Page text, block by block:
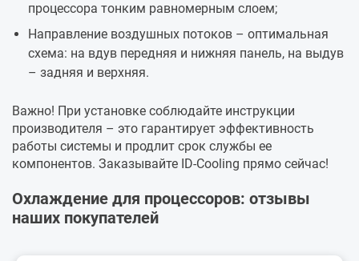
процессора тонким равномерным слоем;
Направление воздушных потоков – оптимальная
схема: на вдув передняя и нижняя панель, на выдув
– задняя и верхняя.
Важно! При установке соблюдайте инструкции
производителя – это гарантирует эффективность
работы системы и продлит срок службы ее
компонентов. Заказывайте ID-Cooling прямо сейчас!
Охлаждение для процессоров: отзывы
наших покупателей